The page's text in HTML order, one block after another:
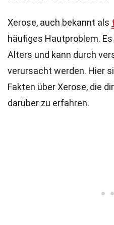
Xerose, auch bekannt als
häufiges Hautproblem.
Alters und kann durch
verursacht werden. Hier
Fakten über Xerose, die
darüber zu erfahren.